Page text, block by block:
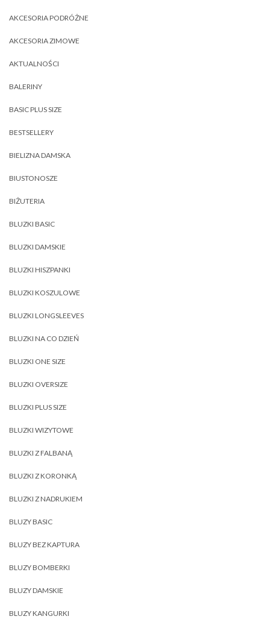
AKCESORIA PODRÓŻNE
AKCESORIA ZIMOWE
AKTUALNOŚCI
BALERINY
BASIC PLUS SIZE
BESTSELLERY
BIELIZNA DAMSKA
BIUSTONOSZE
BIŻUTERIA
BLUZKI BASIC
BLUZKI DAMSKIE
BLUZKI HISZPANKI
BLUZKI KOSZULOWE
BLUZKI LONGSLEEVES
BLUZKI NA CO DZIEŃ
BLUZKI ONE SIZE
BLUZKI OVERSIZE
BLUZKI PLUS SIZE
BLUZKI WIZYTOWE
BLUZKI Z FALBANĄ
BLUZKI Z KORONKĄ
BLUZKI Z NADRUKIEM
BLUZY BASIC
BLUZY BEZ KAPTURA
BLUZY BOMBERKI
BLUZY DAMSKIE
BLUZY KANGURKI